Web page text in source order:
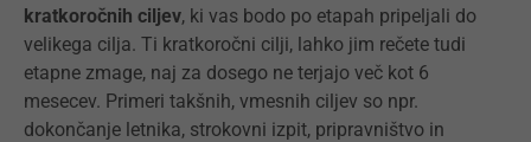
kratkoročnih ciljev, ki vas bodo po etapah pripeljali do
velikega cilja. Ti kratkoročni cilji, lahko jim rečete tudi
etapne zmage, naj za dosego ne terjajo več kot 6
mesecev. Primeri takšnih, vmesnih ciljev so npr.
dokončanje letnika, strokovni izpit, pripravništvo in